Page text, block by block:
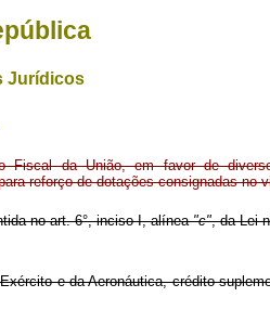
Jurídicos
Fiscal da União, em favor de
reforço de dotações consignadas no
no art. 6°, inciso I, alínea"c", da Lei
e da Aeronáutica, crédito